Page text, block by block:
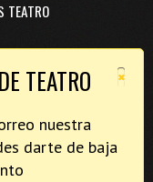
TEATRO
×
TEATRO
nuestra
darte de baja